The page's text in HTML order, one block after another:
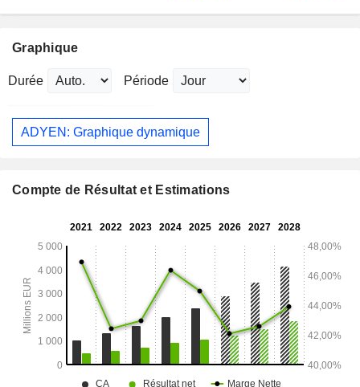
Graphique
Durée Période
ADYEN: Graphique dynamique
Compte de Résultat et Estimations